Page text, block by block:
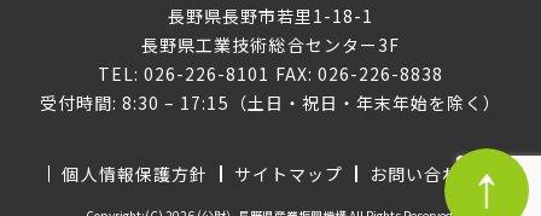
長野県長野市若里1-18-1
長野県工業技術総合センター3F
TEL: 026-226-8101 FAX: 026-226-8838
受付時間: 8:30 – 17:15（土日・祝日・年末年始を除く）
個人情報保護方針 サイトマップ お問い合わせ